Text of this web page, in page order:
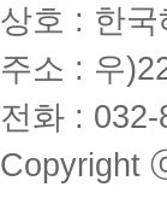
상호 : 한국
주소 : 우
전화 :
Copyright